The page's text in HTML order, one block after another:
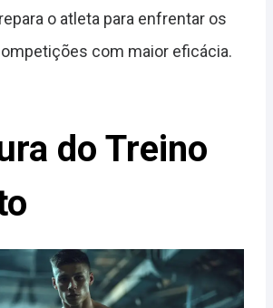
o atleta para enfrentar os
com maior eficácia.
do Treino